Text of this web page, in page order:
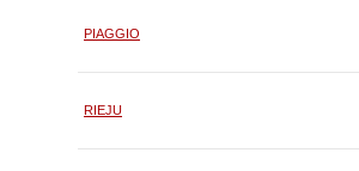
PIAGGIO
RIEJU